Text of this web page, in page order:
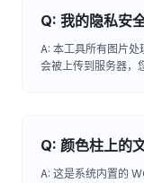
Q: 我的隐私安
A: 本工具所有图片
会被上传到服务器，
Q: 颜色柱上的
A: 这是系统内置的